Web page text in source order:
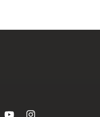
się
wskazówki dotyczące
lub